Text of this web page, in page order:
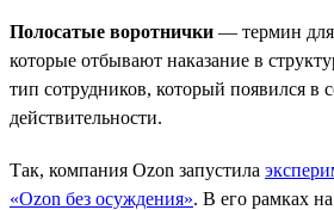
Полосатые воротнички — термин для
которые отбывают наказание в
тип сотрудников, который появился в
действительности.
Так, компания Ozon запустила
«Ozon без осуждения». В его рамках